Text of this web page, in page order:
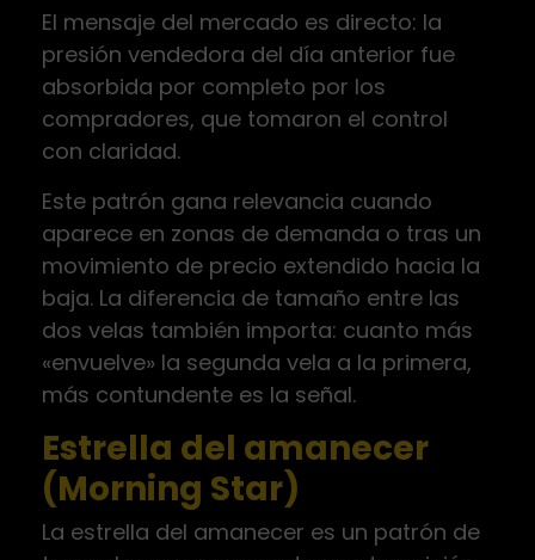
El mensaje del mercado es directo: la
presión vendedora del día anterior fue
absorbida por completo por los
compradores, que tomaron el control
con claridad.
Este patrón gana relevancia cuando
aparece en zonas de demanda o tras un
movimiento de precio extendido hacia la
baja. La diferencia de tamaño entre las
dos velas también importa: cuanto más
«envuelve» la segunda vela a la primera,
más contundente es la señal.
Estrella del amanecer
(Morning Star)
La estrella del amanecer es un patrón de